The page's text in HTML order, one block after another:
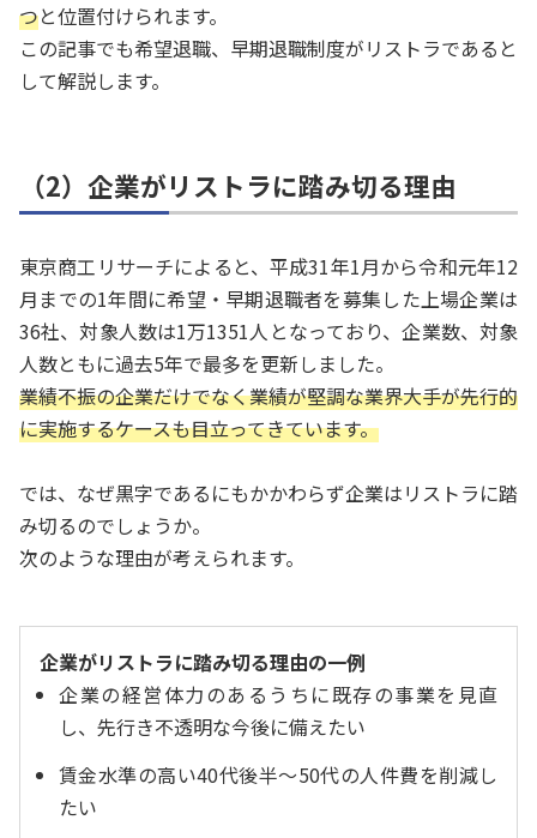
つと位置付けられます。
この記事でも希望退職、早期退職制度がリストラであると
して解説します。
（2）企業がリストラに踏み切る理由
東京商工リサーチによると、平成31年1月から令和元年12
月までの1年間に希望・早期退職者を募集した上場企業は
36社、対象人数は1万1351人となっており、企業数、対象
人数ともに過去5年で最多を更新しました。
業績不振の企業だけでなく業績が堅調な業界大手が先行的
に実施するケースも目立ってきています。
では、なぜ黒字であるにもかかわらず企業はリストラに踏
み切るのでしょうか。
次のような理由が考えられます。
企業がリストラに踏み切る理由の一例
企業の経営体力のあるうちに既存の事業を見直
し、先行き不透明な今後に備えたい
賃金水準の高い40代後半～50代の人件費を削減し
たい